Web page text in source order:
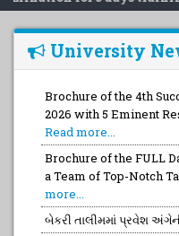
University
Brochure of the 4th
2026 with 5 Eminent
Read more...
Brochure of the FULL
a Team of Top-Notch
more...
બેકરી તાલીમમાં પ્રવેશ